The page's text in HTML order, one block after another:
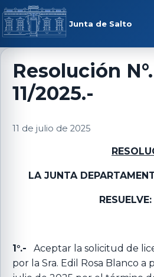
Saltar al contenido
Junta de Salto
menú
Resolución N°.
11/2025.-
11 de julio de 2025
LA JUNTA
RESUELVE:
1°.- Aceptar la solicitud de
por la Sra. Edil Rosa Blanco a